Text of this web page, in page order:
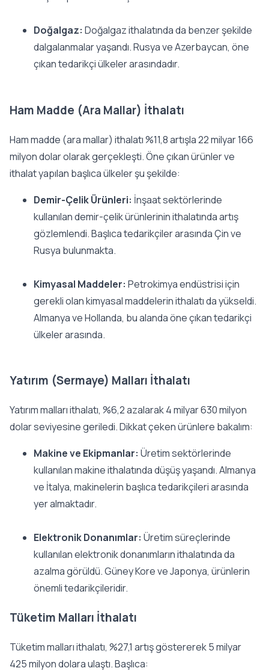
Doğalgaz: Doğalgaz ithalatında da benzer şekilde
dalgalanmalar yaşandı. Rusya ve Azerbaycan, öne
çıkan tedarikçi ülkeler arasındadır.
Ham Madde (Ara Mallar) İthalatı
Ham madde (ara mallar) ithalatı %11,8 artışla 22 milyar 166
milyon dolar olarak gerçekleşti. Öne çıkan ürünler ve
ithalat yapılan başlıca ülkeler şu şekilde:
Demir-Çelik Ürünleri: İnşaat sektörlerinde
kullanılan demir-çelik ürünlerinin ithalatında artış
gözlemlendi. Başlıca tedarikçiler arasında Çin ve
Rusya bulunmakta.
Kimyasal Maddeler: Petrokimya endüstrisi için
gerekli olan kimyasal maddelerin ithalatı da yükseldi.
Almanya ve Hollanda, bu alanda öne çıkan tedarikçi
ülkeler arasında.
Yatırım (Sermaye) Malları İthalatı
Yatırım malları ithalatı, %6,2 azalarak 4 milyar 630 milyon
dolar seviyesine geriledi. Dikkat çeken ürünlere bakalım:
Makine ve Ekipmanlar: Üretim sektörlerinde
kullanılan makine ithalatında düşüş yaşandı. Almanya
ve İtalya, makinelerin başlıca tedarikçileri arasında
yer almaktadır.
Elektronik Donanımlar: Üretim süreçlerinde
kullanılan elektronik donanımların ithalatında da
azalma görüldü. Güney Kore ve Japonya, ürünlerin
önemli tedarikçileridir.
Tüketim Malları İthalatı
Tüketim malları ithalatı, %27,1 artış göstererek 5 milyar
425 milyon dolara ulaştı. Başlıca: